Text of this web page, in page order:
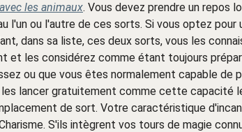
les animaux. Vous devez prendre un repos
l'un ou l'autre de ces sorts. Si vous optez pour
dans sa liste, ces deux sorts, vous les
et les considérez comme étant toujours
ou que vous êtes normalement capable de
lancer gratuitement comme cette capacité
de sort. Votre caractéristique
S'ils intègrent vos tours de magie